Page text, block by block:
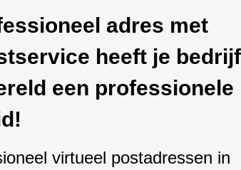
adres met
heeft je bedrijf
een professionele
virtueel postadressen in